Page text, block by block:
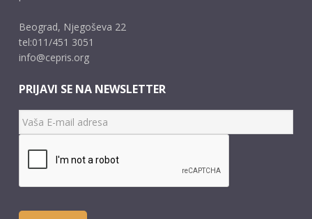
Beograd, Njegoševa 22
tel:011/451 3051
info@cepris.org
PRIJAVI SE NA NEWSLETTER